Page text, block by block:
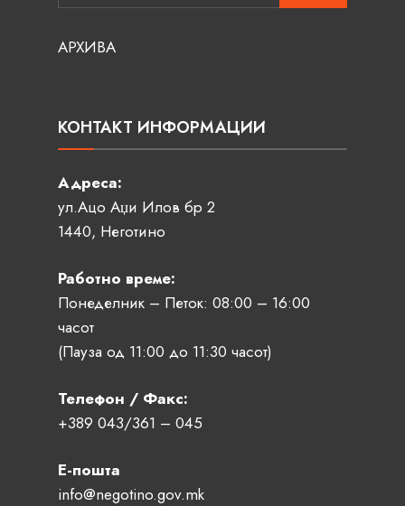
АРХИВА
КОНТАКТ ИНФОРМАЦИИ
Адреса:
ул.Ацо Аџи Илов бр 2
1440, Неготино
Работно време:
Понеделник – Петок: 08:00 – 16:00
часот
(Пауза од 11:00 до 11:30 часот)
Телефон / Факс:
+389 043/361 – 045
Е-пошта
info@negotino.gov.mk